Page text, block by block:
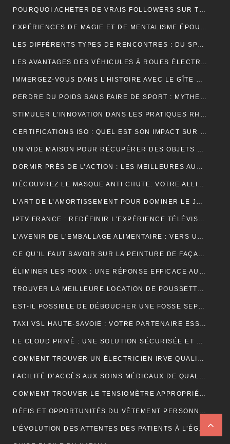
POURQUOI ACHETER DE VRAIS FOLLOWERS SUR TIKTOK PEUT AIDER À DÉVELOPPER VOTRE COMPTE RAPIDEMENT ?
EXPÉRIENCES DE MAGIE ET DE MENTALISME ÉPOUSTOUFLANTES EN SUISSE ROMANDE
LES DIFFÉRENTS TYPES DE RENCONTRES : DU SPEED DATING AUX RENCONTRES EN LIGNE, QUELLES SONT LES OPTIONS DISPONIBLES ?
LES AVANTAGES DES VÉHICULES À ROUES ÉLECTRIQUES POUR L’ENVIRONNEMENT.
IMMERGEZ-VOUS DANS L’HISTOIRE AVEC LE GÎTE MONT SAINT MICHEL
PERDRE DU POIDS SANS FAIRE DE SPORT : MYTHES ET RÉALITÉS
STIMULER L’INNOVATION DANS LES PRATIQUES RH PAR L’EXTERNALISATION
CERTIFICATIONS ISO : QUEL EST SON IMPACT SUR LES TARIFS D’UNE TRADUCTION ASSERMENTÉE ?
UN VIDE MAISON POUR RÉCUPÉRER DES OBJETS DE DÉCORATION
DORMIR PRÈS DE L’ACTION : LES MEILLEURES AUBERGES DE JEUNESSE À PROXIMITÉ DU PUY DU FOU
DÉCOUVREZ LE MASQUE ANTI CHUTE: VOTRE ALLIÉ POUR DES CHEVEUX FORTS ET SAINS
L’ART DE L’AMORTISSEMENT POUR DOMINER LE JEU DE BADMINTON
IPTV FRANCE : REDÉFINIR L’EXPÉRIENCE TÉLÉVISUELLE
L’AVENIR DE L’EMBALLAGE ALIMENTAIRE : VERS UNE RÉVOLUTION DURABLE ?
CE QU’IL FAUT SAVOIR SUR LA PEINTURE DE FAÇADE
ÉLIMINER LES POUX : UNE RÉPONSE EFFICACE AU CENTRE DE TRAITEMENT DES POUX À LYON
TROUVER LA MEILLEURE LOCATION DE POUSSETTE: FACILITEZ VOS DÉPLACEMENTS AVEC BÉBÉ
EST-IL POSSIBLE DE DÉBOUCHER UNE FOSSE SEPTIQUE NATURELLEMENT ?
TAXI VSL HAUTE-SAVOIE : VOTRE PARTENAIRE ESSENTIEL POUR DES DÉPLACEMENTS MÉDICAUX SÛRS ET CONFORTABLES
LE CLOUD PRIVÉ : UNE SOLUTION SÉCURISÉE ET POLYVALENTE POUR LE STOCKAGE ET L’ACCÈS AUX DONNÉES
COMMENT TROUVER UN ÉLECTRICIEN IRVE QUALIFIÉ POUR VOTRE PROJET DE MOBILITÉ ÉLECTRIQUE ?
FACILITÉ D’ACCÈS AUX SOINS MÉDICAUX DE QUALITÉ AVEC LES TAXIS VSL DE CLERMONT-FERRAND
COMMENT TROUVER LE TENSIOMÈTRE APPROPRIÉ POUR VOUS?
DÉFIS ET OPPORTUNITÉS DU VÊTEMENT PERSONNALISÉ : ANALYSE DU SECTEUR
L’ÉVOLUTION DES ATTENTES DES PATIENTS À L’ÉGARD DU TÉLÉSECRÉTARIAT MÉDICAL : SERVICES PERSONNALISÉS, RÉPONSE RAPIDE ET DISPONIBILITÉ